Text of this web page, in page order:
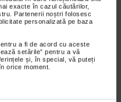
exacte în cazul căutărilor,
Partenerii noștri folosesc
personalizată pe baza
a fi de acord cu aceste
setările” pentru a vă
și, în special, vă puteți
orice moment.
Cândea –